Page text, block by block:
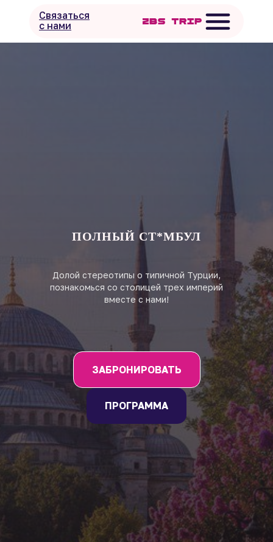
Связаться
с нами
ПОЛНЫЙ СТ*МБУЛ
Долой стереотипы о типичной Турции,
познакомься со столицей трех империй
вместе с нами!
ЗАБРОНИРОВАТЬ
ПРОГРАММА